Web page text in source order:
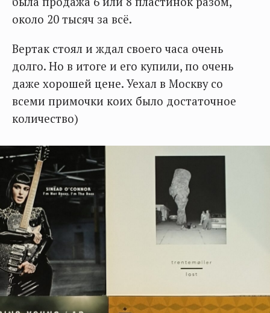
около 20 тысяч за всё.
Вертак стоял и ждал своего часа очень
долго. Но в итоге и его купили, по очень
даже хорошей цене. Уехал в Москву со
всеми примочки коих было достаточное
количество)